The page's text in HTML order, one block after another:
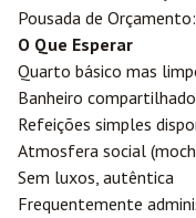
Pousada de
O Que Esperar
Quarto básico mas
Banheiro
Refeições simples
Atmosfera social
Sem luxos, autêntica
Frequentemente